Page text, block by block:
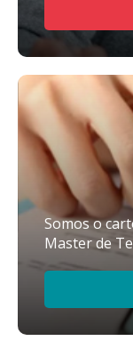
Somos o
Master de